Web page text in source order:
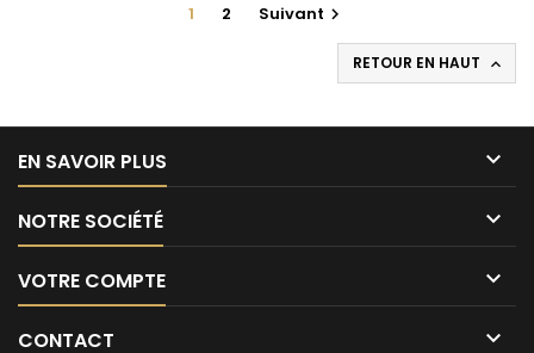
1 2 Suivant 
RETOUR EN HAUT 
EN SAVOIR PLUS 
NOTRE SOCIÉTÉ 
VOTRE COMPTE 
CONTACT 